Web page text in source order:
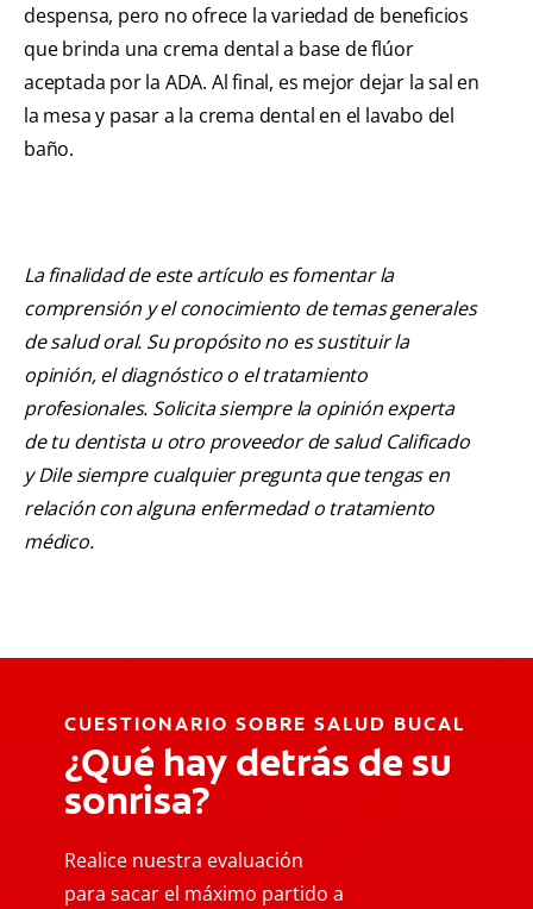
despensa, pero no ofrece la variedad de beneficios
que brinda una crema dental a base de flúor
aceptada por la ADA. Al final, es mejor dejar la sal en
la mesa y pasar a la crema dental en el lavabo del
baño.
La finalidad de este artículo es fomentar la
comprensión y el conocimiento de temas generales
de salud oral. Su propósito no es sustituir la
opinión, el diagnóstico o el tratamiento
profesionales. Solicita siempre la opinión experta
de tu dentista u otro proveedor de salud Calificado
y Dile siempre cualquier pregunta que tengas en
relación con alguna enfermedad o tratamiento
médico.
CUESTIONARIO SOBRE SALUD BUCAL
¿Qué hay detrás de su
sonrisa?
Realice nuestra evaluación
para sacar el máximo partido a